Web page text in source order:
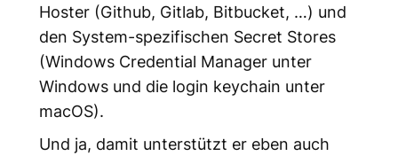
Hoster (Github, Gitlab, Bitbucket, …) und
den System-spezifischen Secret Stores
(Windows Credential Manager unter
Windows und die login keychain unter
macOS).
Und ja, damit unterstützt er eben auch